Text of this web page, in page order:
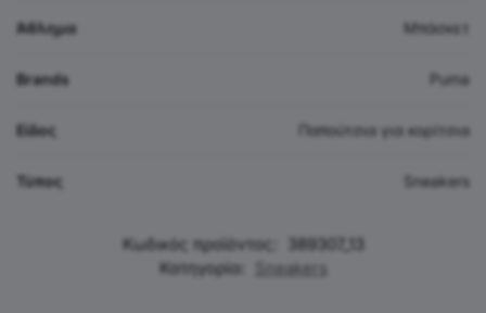
Άθλημα Μπάσκετ
Brands Puma
Είδος Παπούτσια για κορίτσια
Τύπος Sneakers
Κωδικός προϊόντος:
389307_13
Κατηγορία:
Sneakers